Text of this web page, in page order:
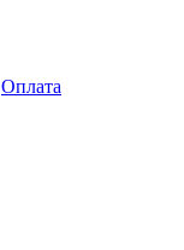
Оплата